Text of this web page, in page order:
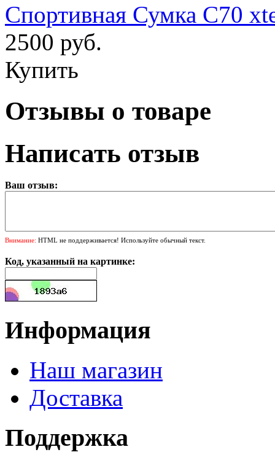
Спортивная Сумка С70
2500 руб.
Купить
Отзывы о товаре
Написать отзыв
Ваш отзыв:
Внимание: HTML не поддерживается! Используйте обычный текст.
Код, указанный на картинке:
Информация
Наш магазин
Доставка
Поддержка